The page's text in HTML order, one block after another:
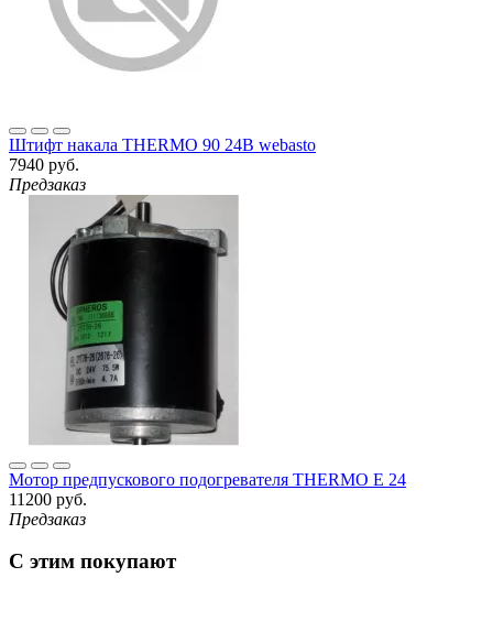
Штифт накала THERMO 90 24В webasto
7940 руб.
Предзаказ
Мотор предпускового подогревателя THERMO E 24
11200 руб.
Предзаказ
С этим покупают